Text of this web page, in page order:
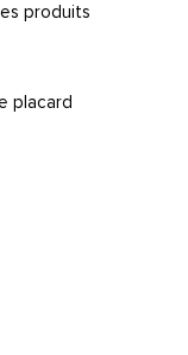
produits
placard